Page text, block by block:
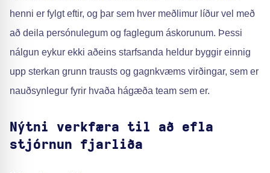
henni er fylgt eftir, og þar sem hver meðlimur líður vel með
að deila persónulegum og faglegum áskorunum. Þessi
nálgun eykur ekki aðeins starfsanda heldur byggir einnig
upp sterkan grunn trausts og gagnkvæms virðingar, sem er
nauðsynlegur fyrir hvaða hágæða team sem er.
Nýtni verkfæra til að efla
stjórnun fjarliða